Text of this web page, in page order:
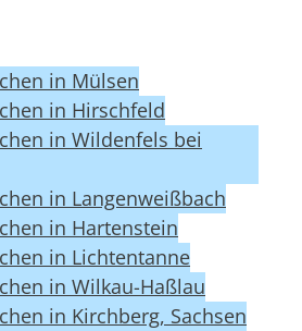
in Mülsen
in Hirschfeld
in Wildenfels bei
in Langenweißbach
in Hartenstein
in Lichtentanne
in Wilkau-Haßlau
in Kirchberg, Sachsen